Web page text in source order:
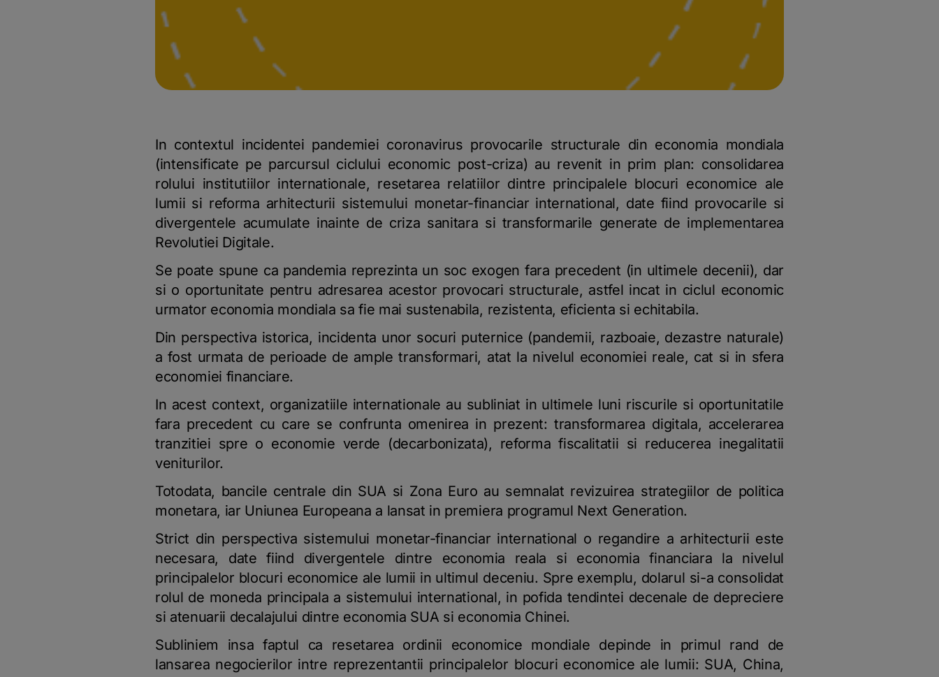
In contextul incidentei pandemiei coronavirus provocarile structurale din economia mondiala
(intensificate pe parcursul ciclului economic post-criza) au revenit in prim plan: consolidarea
rolului institutiilor internationale, resetarea relatiilor dintre principalele blocuri economice ale
lumii si reforma arhitecturii sistemului monetar-financiar international, date fiind provocarile si
divergentele acumulate inainte de criza sanitara si transformarile generate de implementarea
Revolutiei Digitale.
Se poate spune ca pandemia reprezinta un soc exogen fara precedent (in ultimele decenii), dar
si o oportunitate pentru adresarea acestor provocari structurale, astfel incat in ciclul economic
urmator economia mondiala sa fie mai sustenabila, rezistenta, eficienta si echitabila.
Din perspectiva istorica, incidenta unor socuri puternice (pandemii, razboaie, dezastre naturale)
a fost urmata de perioade de ample transformari, atat la nivelul economiei reale, cat si in sfera
economiei financiare.
In acest context, organizatiile internationale au subliniat in ultimele luni riscurile si oportunitatile
fara precedent cu care se confrunta omenirea in prezent: transformarea digitala, accelerarea
tranzitiei spre o economie verde (decarbonizata), reforma fiscalitatii si reducerea inegalitatii
veniturilor.
Totodata, bancile centrale din SUA si Zona Euro au semnalat revizuirea strategiilor de politica
monetara, iar Uniunea Europeana a lansat in premiera programul Next Generation.
Strict din perspectiva sistemului monetar-financiar international o regandire a arhitecturii este
necesara, date fiind divergentele dintre economia reala si economia financiara la nivelul
principalelor blocuri economice ale lumii in ultimul deceniu. Spre exemplu, dolarul si-a consolidat
rolul de moneda principala a sistemului international, in pofida tendintei decenale de depreciere
si atenuarii decalajului dintre economia SUA si economia Chinei.
Subliniem insa faptul ca resetarea ordinii economice mondiale depinde in primul rand de
lansarea negocierilor intre reprezentantii principalelor blocuri economice ale lumii: SUA, China,